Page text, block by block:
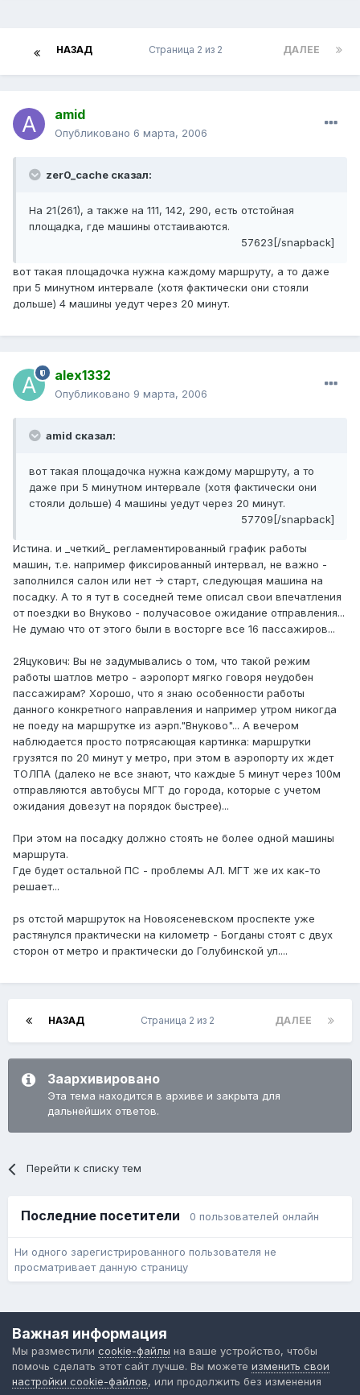
НАЗАД ДАЛЕЕ
Страница 2 из 2
amid
Опубликовано 6 марта, 2006
zer0_cache сказал:
На 21(261), а также на 111, 142, 290, есть отстойная
площадка, где машины отстаиваются.
57623[/snapback]
вот такая площадочка нужна каждому маршруту, а то даже
при 5 минутном интервале (хотя фактически они стояли
дольше) 4 машины уедут через 20 минут.
alex1332
Опубликовано 9 марта, 2006
amid сказал:
вот такая площадочка нужна каждому маршруту, а то
даже при 5 минутном интервале (хотя фактически они
стояли дольше) 4 машины уедут через 20 минут.
57709[/snapback]
Истина. и _четкий_ регламентированный график работы
машин, т.е. например фиксированный интервал, не важно -
заполнился салон или нет -> старт, следующая машина на
посадку. А то я тут в соседней теме описал свои впечатления
от поездки во Внуково - получасовое ожидание отправления...
Не думаю что от этого были в восторге все 16 пассажиров...
2Яцукович: Вы не задумывались о том, что такой режим
работы шатлов метро - аэропорт мягко говоря неудобен
пассажирам? Хорошо, что я знаю особенности работы
данного конкретного направления и например утром никогда
не поеду на маршрутке из аэрп."Внуково"... А вечером
наблюдается просто потрясающая картинка: маршрутки
грузятся по 20 минут у метро, при этом в аэропорту их ждет
ТОЛПА (далеко не все знают, что каждые 5 минут через 100м
отправляются автобусы МГТ до города, которые с учетом
ожидания довезут на порядок быстрее)...
При этом на посадку должно стоять не более одной машины
маршрута.
Где будет остальной ПС - проблемы АЛ. МГТ же их как-то
решает...
ps отстой маршруток на Новоясеневском проспекте уже
растянулся практически на километр - Богданы стоят с двух
сторон от метро и практически до Голубинской ул....
НАЗАД ДАЛЕЕ
Страница 2 из 2
Заархивировано
Эта тема находится в архиве и закрыта для
дальнейших ответов.
Перейти к списку тем
Последние посетители 0 пользователей онлайн
Ни одного зарегистрированного пользователя не
просматривает данную страницу
Форум общественного транспорта
Powered by Invision Community
Важная информация
Мы разместили cookie-файлы на ваше устройство, чтобы
помочь сделать этот сайт лучше. Вы можете изменить свои
настройки cookie-файлов, или продолжить без изменения